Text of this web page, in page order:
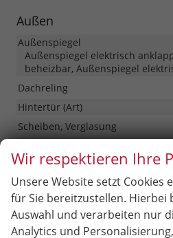
Außen
Außenspiegel
Außenspiegel elektrisch
beheizbar, Außenspiegel
Dachreling
Hintertür (Art)
Scheiben, Verglasung
Räder & Technik
Antriebsachse
Fahrwerk- und Regelungssysteme
Antiblockiersystem (ABS),
Elektronisches Stabilitäts-
Wir respektieren Ihre
Unsere Website setzt Cookies
für Sie bereitzustellen. Hierbei
Auswahl und verarbeiten nur
Analytics und